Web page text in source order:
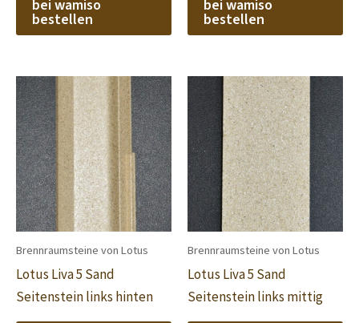
bei wamiso
bestellen
bei wamiso
bestellen
Brennraumsteine von Lotus
Lotus Liva 5 Sand
Seitenstein links hinten
Brennraumsteine von Lotus
Lotus Liva 5 Sand
Seitenstein links mittig